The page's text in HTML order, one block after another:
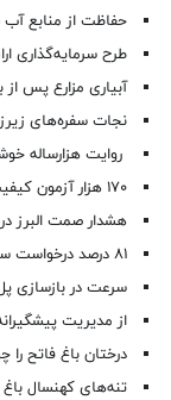
حفاظت از منابع
طرح سرمایه‌گذاری
آبیاری مزارع پس
نجات سفره‌های
روایت هزارساله
۱۷۰ هزار آزمون کیفیت آب و فاضلاب در البرز انجام شد
هشدار صمت البرز
۸۱ درصد درخواست‌ سقط جنین قانونی مجوز گرفت
سرعت در بازسازی
از مدیریت
درختان باغ فاتح را
تنه‌های کهنسال باغ